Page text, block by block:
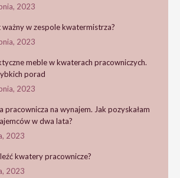
2023
ważny w zespole kwatermistrza?
2023
meble w kwaterach pracowniczych.
porad
2023
pracownicza na wynajem. Jak pozyskałam
w dwa lata?
2023
kwatery pracownicze?
2023